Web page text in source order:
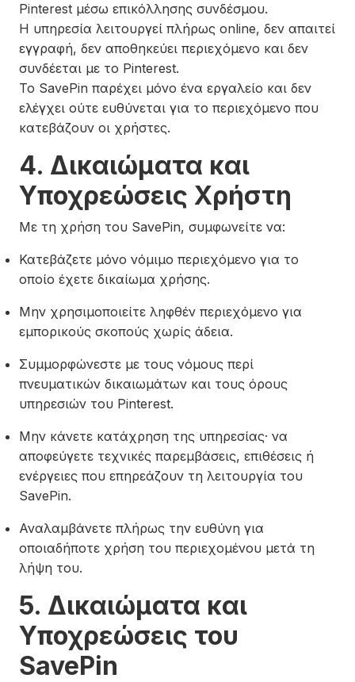
Pinterest μέσω επικόλλησης συνδέσμου.
Η υπηρεσία λειτουργεί πλήρως online, δεν απαιτεί
εγγραφή, δεν αποθηκεύει περιεχόμενο και δεν
συνδέεται με το Pinterest.
Το SavePin παρέχει μόνο ένα εργαλείο και δεν
ελέγχει ούτε ευθύνεται για το περιεχόμενο που
κατεβάζουν οι χρήστες.
4. Δικαιώματα και
Υποχρεώσεις Χρήστη
Με τη χρήση του SavePin, συμφωνείτε να:
Κατεβάζετε μόνο νόμιμο περιεχόμενο για το
οποίο έχετε δικαίωμα χρήσης.
Μην χρησιμοποιείτε ληφθέν περιεχόμενο για
εμπορικούς σκοπούς χωρίς άδεια.
Συμμορφώνεστε με τους νόμους περί
πνευματικών δικαιωμάτων και τους όρους
υπηρεσιών του Pinterest.
Μην κάνετε κατάχρηση της υπηρεσίας· να
αποφεύγετε τεχνικές παρεμβάσεις, επιθέσεις ή
ενέργειες που επηρεάζουν τη λειτουργία του
SavePin.
Αναλαμβάνετε πλήρως την ευθύνη για
οποιαδήποτε χρήση του περιεχομένου μετά τη
λήψη του.
5. Δικαιώματα και
Υποχρεώσεις του
SavePin